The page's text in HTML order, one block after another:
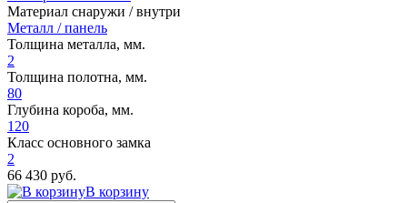
Материал снаружи / внутри
Металл / панель
Толщина металла, мм.
2
Толщина полотна, мм.
80
Глубина короба, мм.
120
Класс основного замка
2
66 430 руб.
В корзину